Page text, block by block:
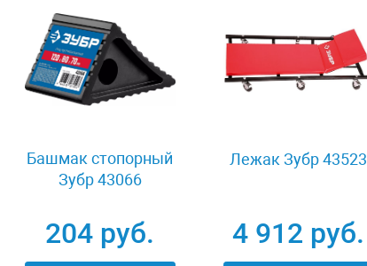
Башмак стопорный
Зубр 43066
204 руб.
Лежак Зубр 43523
4 912 руб.